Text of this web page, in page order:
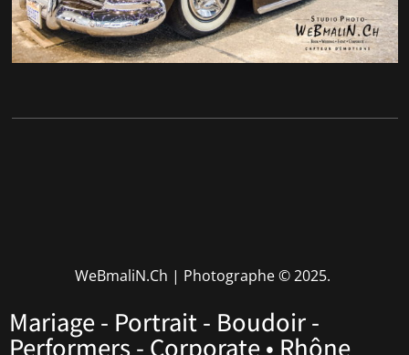
WeBmaliN.Ch | Photographe© 2025.
Mariage - Portrait - Boudoir -
Performers - Corporate • Rhône